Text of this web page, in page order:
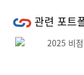
관련 포트